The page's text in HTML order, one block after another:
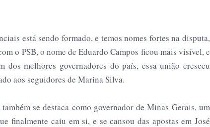
está sendo formado, e temos nomes fortes na disputa,
o PSB, o nome de Eduardo Campos ficou mais visível, e
melhores governadores do país, essa união cresceu
aos seguidores de Marina Silva.
se destaca como governador de Minas Gerais, um
finalmente caiu em si, e se cansou das apostas em José